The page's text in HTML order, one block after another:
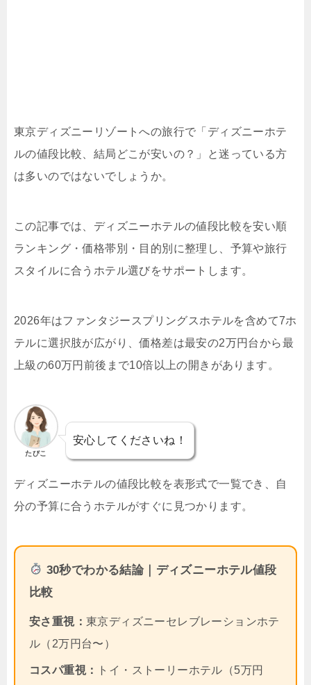
東京ディズニーリゾートへの旅行で「ディズニーホテ
ルの値段比較、結局どこが安いの？」と迷っている方
は多いのではないでしょうか。
この記事では、ディズニーホテルの値段比較を安い順
ランキング・価格帯別・目的別に整理し、予算や旅行
スタイルに合うホテル選びをサポートします。
2026年はファンタジースプリングスホテルを含めて7ホ
テルに選択肢が広がり、価格差は最安の2万円台から最
上級の60万円前後まで10倍以上の開きがあります。
たびこ
安心してくださいね！
ディズニーホテルの値段比較を表形式で一覧でき、自
分の予算に合うホテルがすぐに見つかります。
30秒でわかる結論｜ディズニーホテル値段
比較
安さ重視： 東京ディズニーセレブレーションホテ
ル（2万円台〜）
コスパ重視：
トイ・ストーリーホテル（5万円